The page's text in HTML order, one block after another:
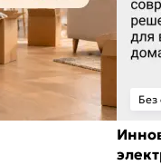
Без